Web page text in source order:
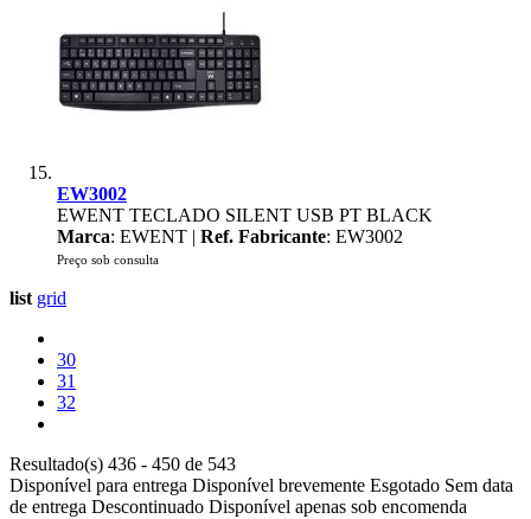
EW3002
EWENT TECLADO SILENT USB PT BLACK
Marca: EWENT | Ref. Fabricante: EW3002
Preço sob consulta
list grid
30
31
32
Resultado(s) 436 - 450 de 543
Disponível para entrega Disponível brevemente Esgotado Sem data
de entrega Descontinuado Disponível apenas sob encomenda